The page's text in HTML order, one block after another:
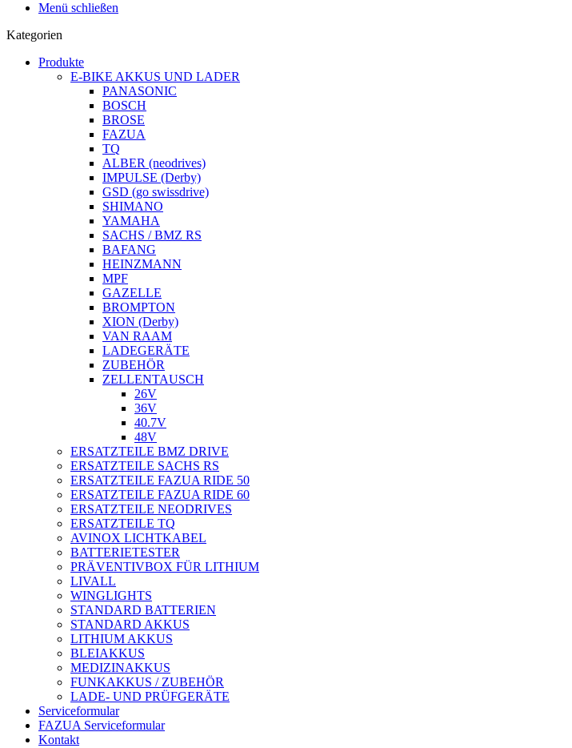
Menü schließen
Kategorien
Produkte
E-BIKE AKKUS UND LADER
PANASONIC
BOSCH
BROSE
FAZUA
TQ
ALBER (neodrives)
IMPULSE (Derby)
GSD (go swissdrive)
SHIMANO
YAMAHA
SACHS / BMZ RS
BAFANG
HEINZMANN
MPF
GAZELLE
BROMPTON
XION (Derby)
VAN RAAM
LADEGERÄTE
ZUBEHÖR
ZELLENTAUSCH
26V
36V
40.7V
48V
ERSATZTEILE BMZ DRIVE
ERSATZTEILE SACHS RS
ERSATZTEILE FAZUA RIDE 50
ERSATZTEILE FAZUA RIDE 60
ERSATZTEILE NEODRIVES
ERSATZTEILE TQ
AVINOX LICHTKABEL
BATTERIETESTER
PRÄVENTIVBOX FÜR LITHIUM
LIVALL
WINGLIGHTS
STANDARD BATTERIEN
STANDARD AKKUS
LITHIUM AKKUS
BLEIAKKUS
MEDIZINAKKUS
FUNKAKKUS / ZUBEHÖR
LADE- UND PRÜFGERÄTE
Serviceformular
FAZUA Serviceformular
Kontakt